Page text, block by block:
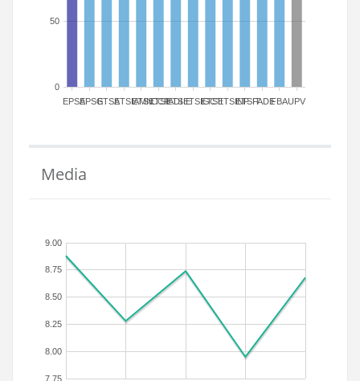
EPSAEPSGETSAETSIAMN
ETSICCP
ETSIADI
ETSIEETSIGCT
ETSIIETSINFETSITFADEFBAUPV
0
50
Media
7.75
8.00
8.25
8.50
8.75
9.00